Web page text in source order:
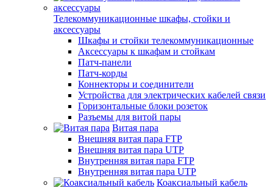
Телекоммуникационные шкафы, стойки и
аксессуары
Шкафы и стойки телекоммуникационные
Аксессуары к шкафам и стойкам
Патч-панели
Патч-корды
Коннекторы и соединители
Устройства для электрических кабелей связи
Горизонтальные блоки розеток
Разъемы для витой пары
Витая пара
Внешняя витая пара FTP
Внешняя витая пара UTP
Внутренняя витая пара FTP
Внутренняя витая пара UTP
Коаксиальный кабель